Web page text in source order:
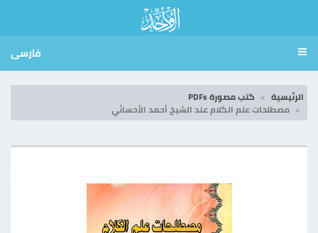
فارسی
الرئيسية كتب مصورة PDFs
مصطلحات علم الكلام عند الشيخ أحمد الأحسائي